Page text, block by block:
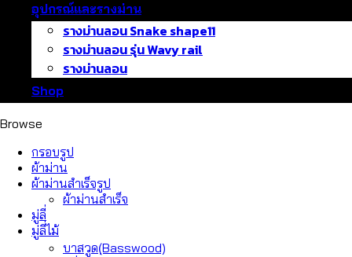
อุปกรณ์และรางม่าน
รางม่านลอน Snake shape11
รางม่านลอน รุ่น Wavy rail
รางม่านลอน
Shop
Browse
กรอบรูป
ผ้าม่าน
ผ้าม่านสำเร็จรูป
ผ้าม่านสำเร็จ
มู่ลี่
มู่ลี่ไม้
บาสวูด(ฺBasswood)